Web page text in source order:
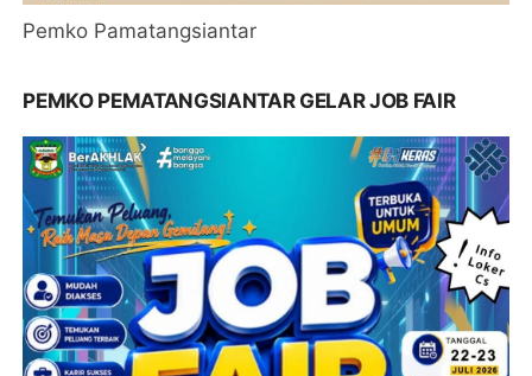
Pemko Pamatangsiantar
PEMKO PEMATANGSIANTAR GELAR JOB FAIR